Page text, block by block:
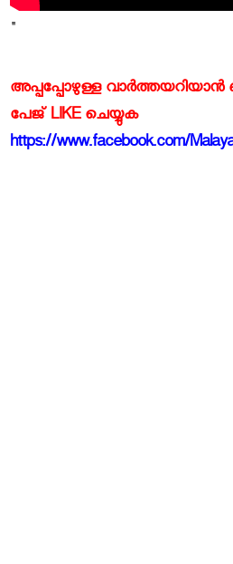
"
അപ്പപ്പോഴുള്ള
പേജ് LIKE ചെയ്യുക
https://www.facebook.com/